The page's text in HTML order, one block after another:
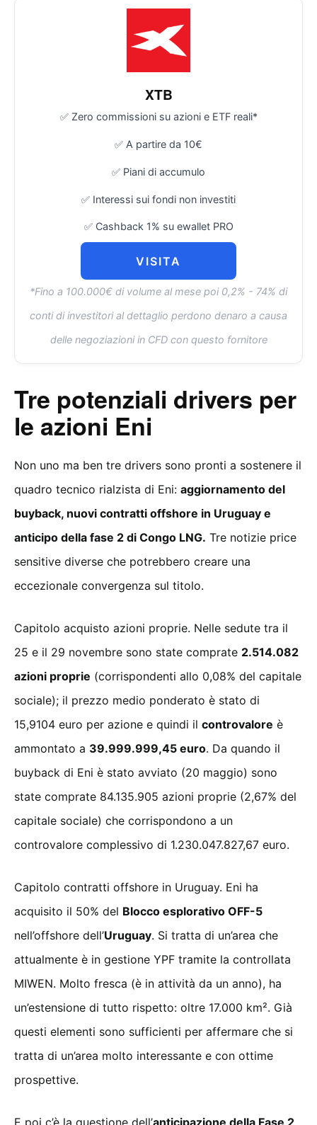
XTB
✅ Zero commissioni su azioni e ETF reali*
✅ A partire da 10€
✅ Piani di accumulo
✅ Interessi sui fondi non investiti
✅ Cashback 1% su ewallet PRO
VISITA
*Fino a 100.000€ di volume al mese poi 0,2% - 74% di
conti di investitori al dettaglio perdono denaro a causa
delle negoziazioni in CFD con questo fornitore
Tre potenziali drivers per
le azioni Eni
Non uno ma ben tre drivers sono pronti a sostenere il
quadro tecnico rialzista di Eni: aggiornamento del
buyback, nuovi contratti offshore in Uruguay e
anticipo della fase 2 di Congo LNG. Tre notizie price
sensitive diverse che potrebbero creare una
eccezionale convergenza sul titolo.
Capitolo acquisto azioni proprie. Nelle sedute tra il
25 e il 29 novembre sono state comprate 2.514.082
azioni proprie (corrispondenti allo 0,08% del capitale
sociale); il prezzo medio ponderato è stato di
15,9104 euro per azione e quindi il controvalore è
ammontato a 39.999.999,45 euro. Da quando il
buyback di Eni è stato avviato (20 maggio) sono
state comprate 84.135.905 azioni proprie (2,67% del
capitale sociale) che corrispondono a un
controvalore complessivo di 1.230.047.827,67 euro.
Capitolo contratti offshore in Uruguay. Eni ha
acquisito il 50% del Blocco esplorativo OFF-5
nell’offshore dell’Uruguay. Si tratta di un’area che
attualmente è in gestione YPF tramite la controllata
MIWEN. Molto fresca (è in attività da un anno), ha
un’estensione di tutto rispetto: oltre 17.000 km². Già
questi elementi sono sufficienti per affermare che si
tratta di un’area molto interessante e con ottime
prospettive.